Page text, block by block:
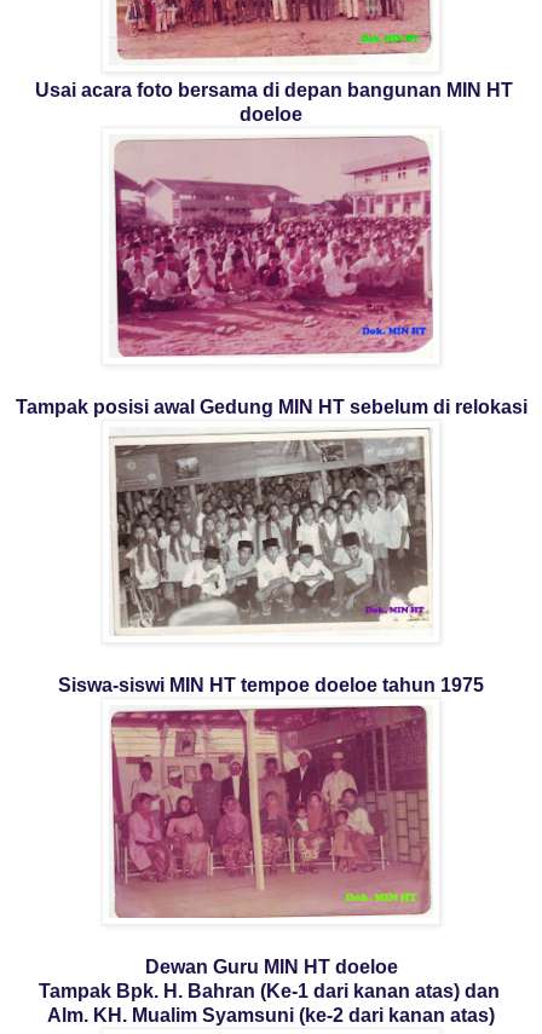
Usai acara foto bersama di depan bangunan MIN HT
doeloe
Tampak posisi awal Gedung MIN HT sebelum di relokasi
Siswa-siswi MIN HT tempoe doeloe tahun 1975
Dewan Guru MIN HT doeloe
Tampak Bpk. H. Bahran (Ke-1 dari kanan atas) dan
Alm. KH. Mualim Syamsuni (ke-2 dari kanan atas)